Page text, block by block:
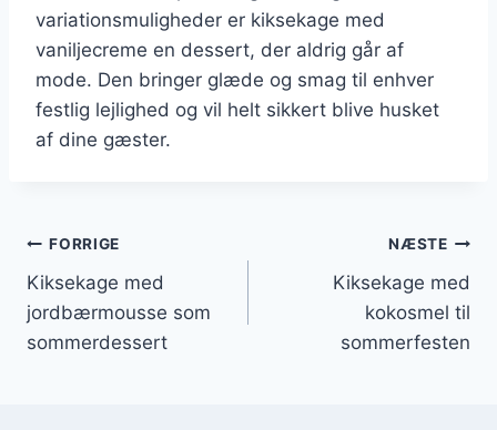
variationsmuligheder er kiksekage med
vaniljecreme en dessert, der aldrig går af
mode. Den bringer glæde og smag til enhver
festlig lejlighed og vil helt sikkert blive husket
af dine gæster.
Indlægsnavigation
FORRIGE
Kiksekage med
jordbærmousse som
sommerdessert
NÆSTE
Kiksekage med
kokosmel til
sommerfesten